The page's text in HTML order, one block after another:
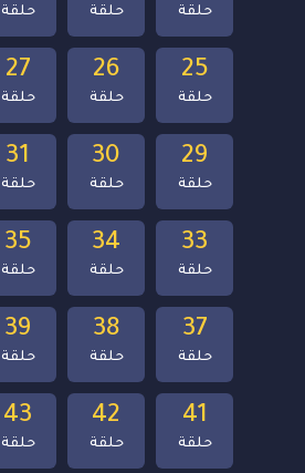
43
حلقة
42
حلقة
41
حلقة
39
حلقة
38
حلقة
37
حلقة
35
حلقة
34
حلقة
33
حلقة
31
حلقة
30
حلقة
29
حلقة
27
حلقة
26
حلقة
25
حلقة
حلقة حلقة حلقة